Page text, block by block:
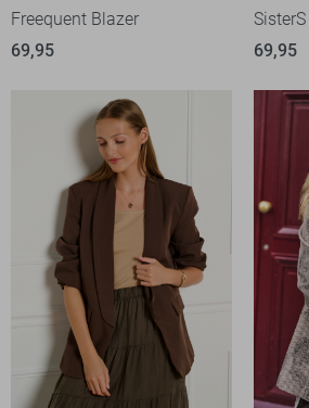
Freequent Blazer
69,95
69,95